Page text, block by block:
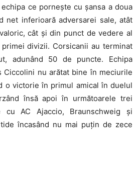
ce pornește cu șansa a doua
net inferioară adversarei sale, atât
cât și din punct de vedere al
divizii. Corsicanii au terminat
adunând 50 de puncte. Echipa
Ciccolini nu arătat bine în meciurile
o victorie în primul amical în duelul
însă apoi în următoarele trei
cu AC Ajaccio, Braunschweig și
încasând nu mai puțin de zece